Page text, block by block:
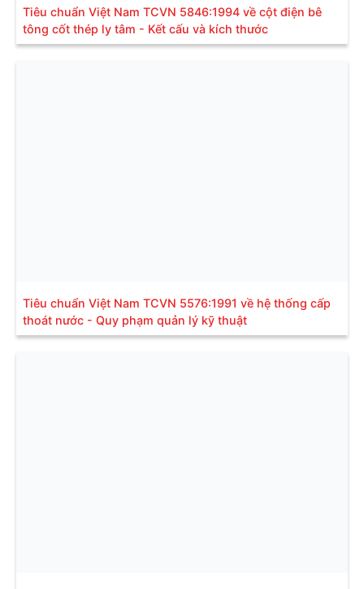
Tiêu chuẩn Việt Nam TCVN 5846:1994 về cột điện bê
tông cốt thép ly tâm - Kết cấu và kích thước
Tiêu chuẩn Việt Nam TCVN 5576:1991 về hệ thống cấp
thoát nước - Quy phạm quản lý kỹ thuật